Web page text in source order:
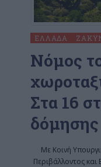
ΕΛΛΆΔΑ
Nόμος
Στα 16
δόμησης
Με Κοινή
Περιβάλλοντος